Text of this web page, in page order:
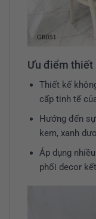
Ưu điểm thiết
Thiết kế
cấp tinh tế
Hướng đến
kem, xanh
Áp dụng
phối decor